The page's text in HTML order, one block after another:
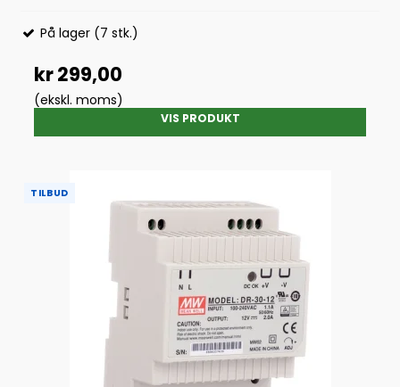
På lager (7 stk.)
kr 299,00
(ekskl. moms)
VIS PRODUKT
TILBUD